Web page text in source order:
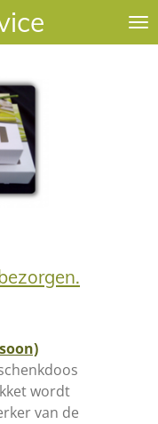
wordt
van de